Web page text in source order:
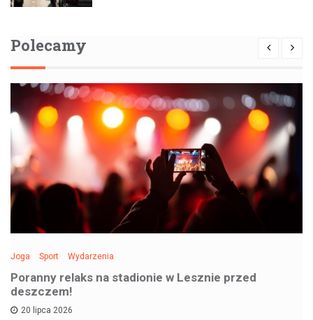
Polecamy
Joga Sport Wydarzenia
Poranny relaks na stadionie w Lesznie przed
deszczem!
20 lipca 2026